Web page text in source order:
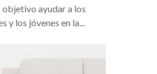
objetivo ayudar a los
y los jóvenes en la...